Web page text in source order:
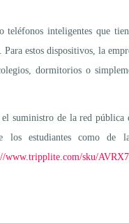
teléfonos inteligentes que
estos dispositivos, la
dormitorios o
suministro de la red
los estudiantes como
www.tripplite.com/sku/